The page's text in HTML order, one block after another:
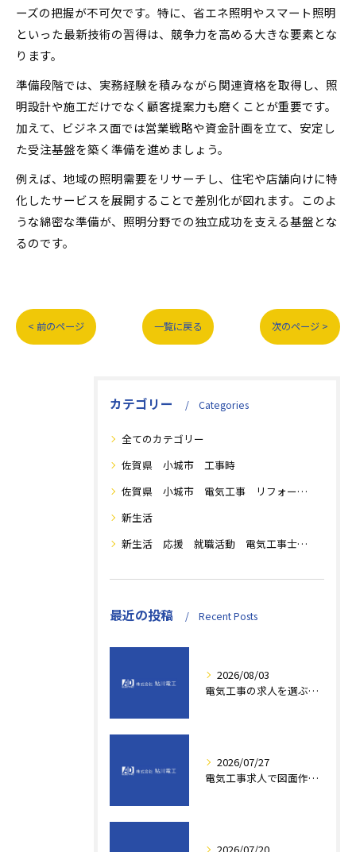
ーズの把握が不可欠です。特に、省エネ照明やスマート照明
といった最新技術の習得は、競争力を高める大きな要素とな
ります。
準備段階では、実務経験を積みながら関連資格を取得し、照
明設計や施工だけでなく顧客提案力も磨くことが重要です。
加えて、ビジネス面では営業戦略や資金計画を立て、安定し
た受注基盤を築く準備を進めましょう。
例えば、地域の照明需要をリサーチし、住宅や店舗向けに特
化したサービスを展開することで差別化が図れます。このよ
うな綿密な準備が、照明分野での独立成功を支える基盤とな
るのです。
< 前のページ 一覧に戻る 次のページ >
カテゴリー Categories
全てのカテゴリー
佐賀県 小城市 工事時
佐賀県 小城市 電気工事 リフォーム工事
新生活
新生活 応援 就職活動 電気工事士の魅力 転職 活動 支援
最近の投稿 Recent Posts
2026/08/03
電気工事の求人を選ぶ際に求人票で見極めるべき重要ポイントと見落としがちな注意点
2026/07/27
電気工事求人で図面作成スキルを活かし佐賀県小城市唐津市で年収アップを目指すキャリア戦略